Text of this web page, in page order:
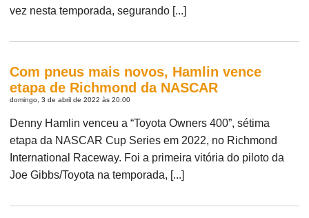
vez nesta temporada, segurando [...]
Com pneus mais novos, Hamlin vence
etapa de Richmond da NASCAR
domingo, 3 de abril de 2022 às 20:00
Denny Hamlin venceu a “Toyota Owners 400”, sétima
etapa da NASCAR Cup Series em 2022, no Richmond
International Raceway. Foi a primeira vitória do piloto da
Joe Gibbs/Toyota na temporada, [...]